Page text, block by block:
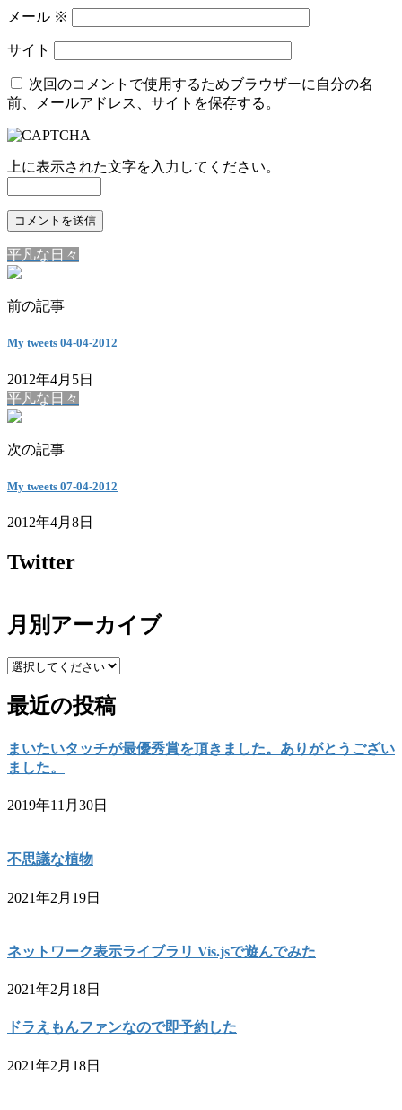
メール ※
サイト
次回のコメントで使用するためブラウザーに自分の名
前、メールアドレス、サイトを保存する。
上に表示された文字を入力してください。
平凡な日々
前の記事
My tweets 04-04-2012
2012年4月5日
平凡な日々
次の記事
My tweets 07-04-2012
2012年4月8日
Twitter
月別アーカイブ
最近の投稿
まいたいタッチが最優秀賞を頂きました。ありがとうござい
ました。
2019年11月30日
不思議な植物
2021年2月19日
ネットワーク表示ライブラリ Vis.jsで遊んでみた
2021年2月18日
ドラえもんファンなので即予約した
2021年2月18日